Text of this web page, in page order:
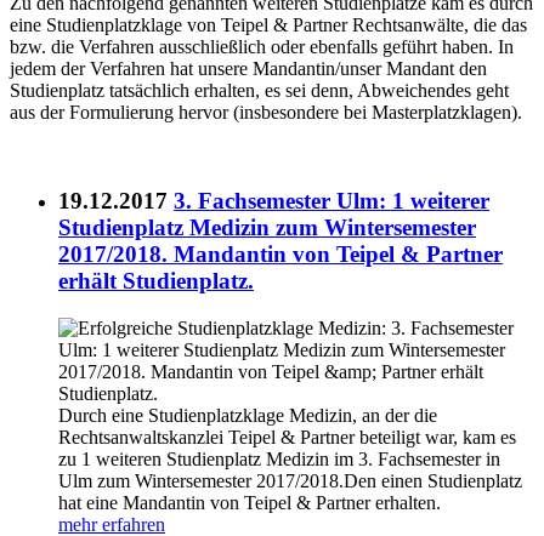
eine Studienplatzklage von Teipel & Partner Rechtsanwälte, die das
bzw. die Verfahren ausschließlich oder ebenfalls geführt haben. In
jedem der Verfahren hat unsere Mandantin/unser Mandant den
Studienplatz tatsächlich erhalten, es sei denn, Abweichendes geht
aus der Formulierung hervor (insbesondere bei Masterplatzklagen).
19.12.2017 3. Fachsemester Ulm: 1 weiterer
Studienplatz Medizin zum Wintersemester
2017/2018. Mandantin von Teipel & Partner
erhält Studienplatz.
Durch eine Studienplatzklage Medizin, an der die
Rechtsanwaltskanzlei Teipel & Partner beteiligt war, kam es
zu 1 weiteren Studienplatz Medizin im 3. Fachsemester in
Ulm zum Wintersemester 2017/2018.Den einen Studienplatz
hat eine Mandantin von Teipel & Partner erhalten.
mehr erfahren